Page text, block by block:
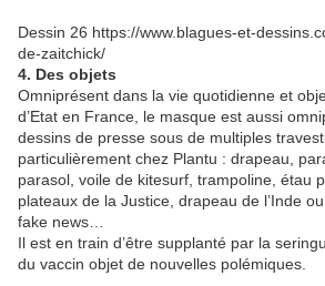
Dessin 26 https://www.blagues-et-
de-zaitchick/
4. Des objets
Omniprésent dans la vie quotidienne et
d’Etat en France, le masque est aussi
dessins de presse sous de multiples
particulièrement chez Plantu : drapeau,
parasol, voile de kitesurf, trampoline, étau
plateaux de la Justice, drapeau de l’Inde
fake news…
Il est en train d’être supplanté par la
du vaccin objet de nouvelles polémiques.